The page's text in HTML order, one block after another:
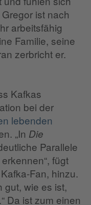
ist nach
arbeitsfähig
Familie, seine
zerbricht er.
Kafkas
bei der
lebenden
„In Die
Parallele
fügt
Fan, hinzu.
gut, wie es ist,
Da ist zum einen